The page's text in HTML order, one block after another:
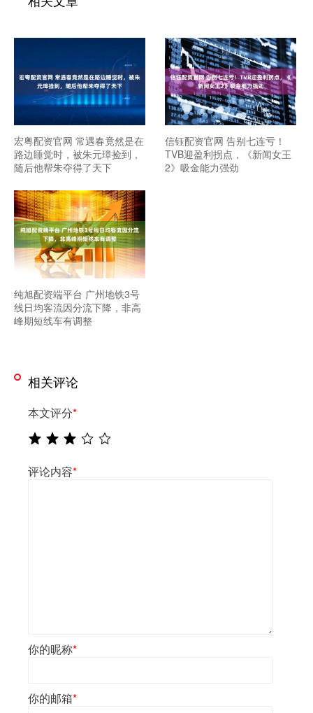
宏粤配资官网 常遇春竟然是在
路边睡觉时，被朱元璋捡到，
随后他帮朱夺得了天下
信钰配资官网 告别七连亏！
TVB迎盈利拐点，《新闻女王
2》吸金能力强劲
纯旭配资端平台 广州地铁3号
线日均客流因分流下降，非高
峰期短线车有调整
相关评论
本文评分*
评论内容*
你的昵称*
你的邮箱*